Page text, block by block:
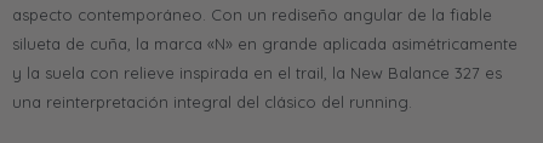
aspecto contemporáneo. Con un rediseño angular de la fiable
silueta de cuña, la marca «N» en grande aplicada asimétricamente
y la suela con relieve inspirada en el trail, la New Balance 327 es
una reinterpretación integral del clásico del running.